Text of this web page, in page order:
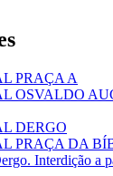
PRAÇA A
OSVALDO
DERGO
PRAÇA DA
Interdição a